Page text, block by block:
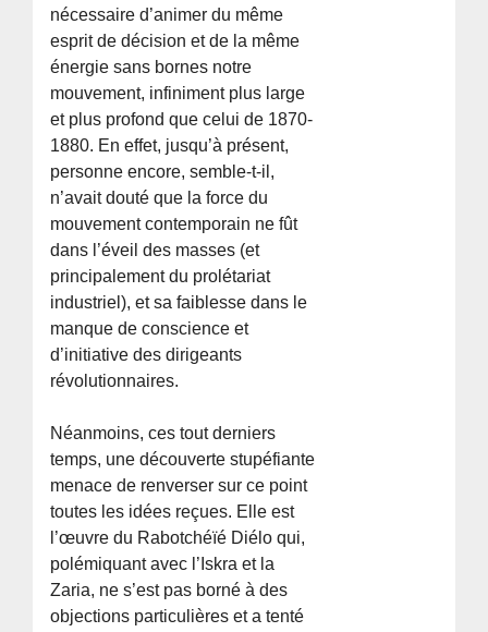
nécessaire d’animer du même
esprit de décision et de la même
énergie sans bornes notre
mouvement, infiniment plus large
et plus profond que celui de 1870-
1880. En effet, jusqu’à présent,
personne encore, semble-t-il,
n’avait douté que la force du
mouvement contemporain ne fût
dans l’éveil des masses (et
principalement du prolétariat
industriel), et sa faiblesse dans le
manque de conscience et
d’initiative des dirigeants
révolutionnaires.
Néanmoins, ces tout derniers
temps, une découverte stupéfiante
menace de renverser sur ce point
toutes les idées reçues. Elle est
l’œuvre du Rabotchéïé Diélo qui,
polémiquant avec l’Iskra et la
Zaria, ne s’est pas borné à des
objections particulières et a tenté